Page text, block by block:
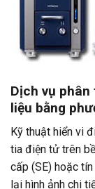
Dịch vụ
liệu bằng
Kỹ thuật hiển vi
tia điện tử trên
cấp (SE) hoặc
lại hình ảnh chi